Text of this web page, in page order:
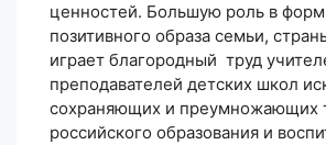
ценностей. Большую роль в
позитивного образа семьи,
играет благородный труд
преподавателей детских школ
сохраняющих и преумножающих
российского образования и